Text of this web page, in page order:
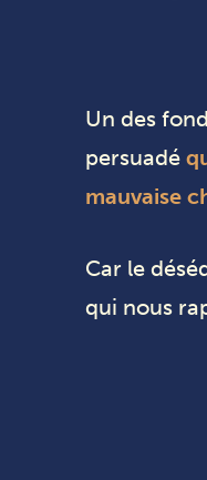
Un des
persuadé
mauvaise
Car le
qui nous